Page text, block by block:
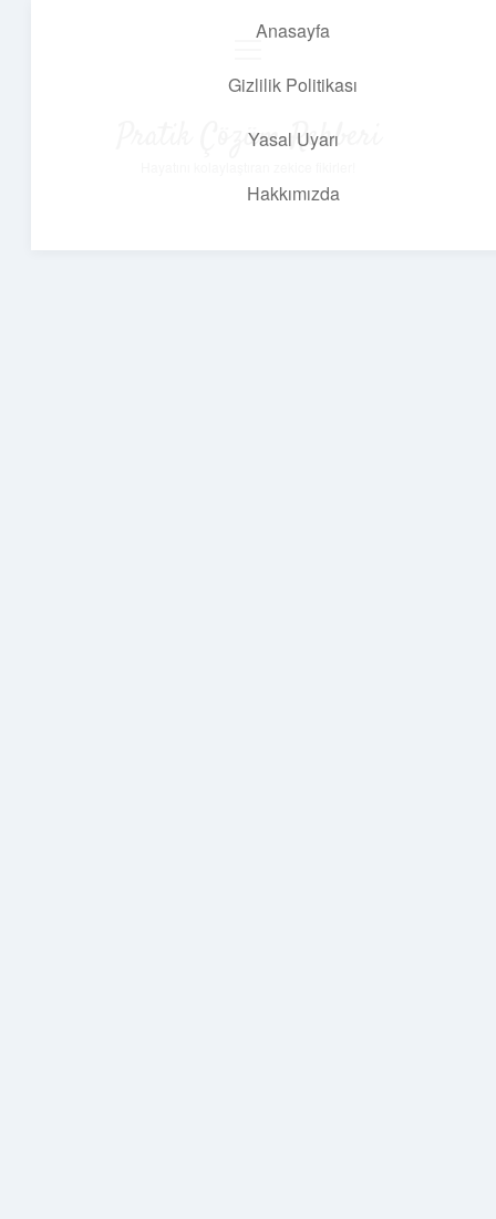
Anasayfa
Gizlilik Politikası
Yasal Uyarı
Hakkımızda
Pratik Çözüm Rehberi